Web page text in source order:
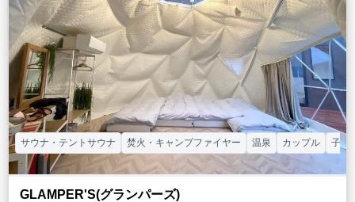
バンガロー・キャビン 1組限定貸切
特徴・アクティビティ
BBQ サウナ・テントサウナ 焚火・キャンプファイヤー 手持ち花火
温泉 プール 海水浴 ドッグラン 駅から徒歩15分以内
駅から送迎あり
条件をクリア この条件で再検索
GLAMPER'S(グランパーズ)
サウナ・テントサウナ 焚火・キャンプファイヤー 温泉 カップル 子連